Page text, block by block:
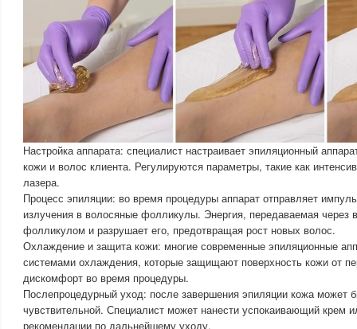
Настройка аппарата: специалист настраивает эпиляционный
кожи и волос клиента. Регулируются параметры, такие как
лазера.
Процесс эпиляции: во время процедуры аппарат отправляет
излучения в волосяные фолликулы. Энергия, передаваемая через
фолликулом и разрушает его, предотвращая рост новых волос.
Охлаждение и защита кожи: многие современные эпиляционные
системами охлаждения, которые защищают поверхность кожи от
дискомфорт во время процедуры.
Послепроцедурный уход: после завершения эпиляции кожа может
чувствительной. Специалист может нанести успокаивающий крем
рекомендации по дальнейшему уходу.